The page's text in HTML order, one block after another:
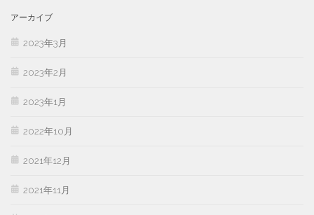
アーカイブ
2023年3月
2023年2月
2023年1月
2022年10月
2021年12月
2021年11月